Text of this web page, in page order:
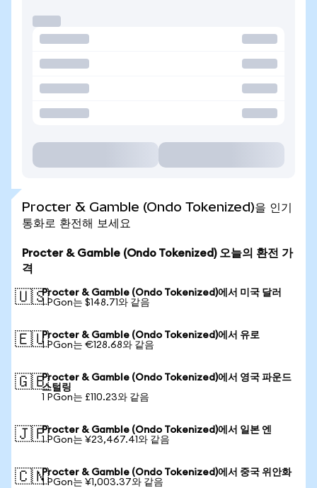
Procter & Gamble (Ondo Tokenized)을 인기
통화로 환전해 보세요
Procter & Gamble (Ondo Tokenized) 오늘의 환전 가
격
🇺🇸Procter & Gamble (Ondo Tokenized)에서 미국 달러
1 PGon는 $148.71와 같음
🇪🇺Procter & Gamble (Ondo Tokenized)에서 유로
1 PGon는 €128.68와 같음
🇬🇧Procter & Gamble (Ondo Tokenized)에서 영국 파운드
스털링
1 PGon는 £110.23와 같음
🇯🇵Procter & Gamble (Ondo Tokenized)에서 일본 엔
1 PGon는 ¥23,467.41와 같음
🇨🇳Procter & Gamble (Ondo Tokenized)에서 중국 위안화
1 PGon는 ¥1,003.37와 같음